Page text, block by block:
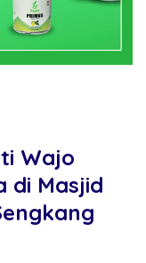
Wajo
di Masjid